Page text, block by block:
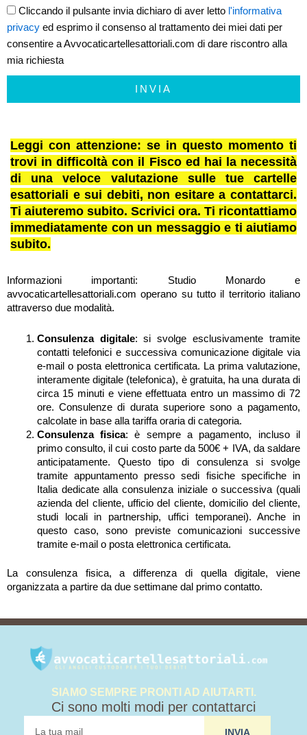
Cliccando il pulsante invia dichiaro di aver letto l'informativa
privacy ed esprimo il consenso al trattamento dei miei dati per
consentire a Avvocaticartellesattoriali.com di dare riscontro alla
mia richiesta
INVIA
Leggi con attenzione: se in questo momento ti
trovi in difficoltà con il Fisco ed hai la necessità
di una veloce valutazione sulle tue cartelle
esattoriali e sui debiti, non esitare a contattarci.
Ti aiuteremo subito. Scrivici ora. Ti ricontattiamo
immediatamente con un messaggio e ti aiutiamo
subito.
Informazioni importanti: Studio Monardo e
avvocaticartellesattoriali.com operano su tutto il territorio italiano
attraverso due modalità.
Consulenza digitale: si svolge esclusivamente tramite
contatti telefonici e successiva comunicazione digitale via
e-mail o posta elettronica certificata. La prima valutazione,
interamente digitale (telefonica), è gratuita, ha una durata di
circa 15 minuti e viene effettuata entro un massimo di 72
ore. Consulenze di durata superiore sono a pagamento,
calcolate in base alla tariffa oraria di categoria.
Consulenza fisica: è sempre a pagamento, incluso il
primo consulto, il cui costo parte da 500€ + IVA, da saldare
anticipatamente. Questo tipo di consulenza si svolge
tramite appuntamento presso sedi fisiche specifiche in
Italia dedicate alla consulenza iniziale o successiva (quali
azienda del cliente, ufficio del cliente, domicilio del cliente,
studi locali in partnership, uffici temporanei). Anche in
questo caso, sono previste comunicazioni successive
tramite e-mail o posta elettronica certificata.
La consulenza fisica, a differenza di quella digitale, viene
organizzata a partire da due settimane dal primo contatto.
SIAMO SEMPRE PRONTI AD AIUTARTI.
Ci sono molti modi per contattarci
INVIA